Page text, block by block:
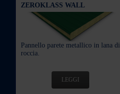
ZEROKLASS WALL
Pannello parete metallico in lana di
roccia.
LEGGI